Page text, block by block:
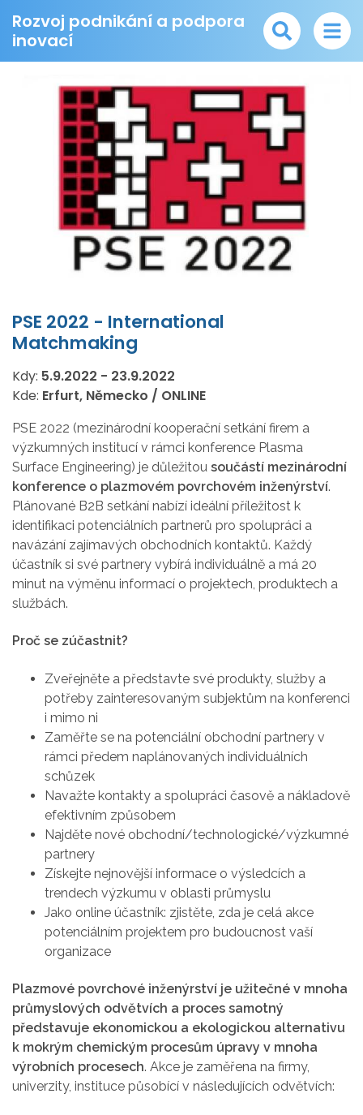
Rozvoj podnikání a podpora
inovací
PSE 2022 - International
Matchmaking
Kdy: 5.9.2022 - 23.9.2022
Kde: Erfurt, Německo / ONLINE
PSE 2022 (mezinárodní kooperační setkání firem a
výzkumných institucí v rámci konference Plasma
Surface Engineering) je důležitou součástí mezinárodní
konference o plazmovém povrchovém inženýrství.
Plánované B2B setkání nabízí ideální příležitost k
identifikaci potenciálních partnerů pro spolupráci a
navázání zajímavých obchodních kontaktů. Každý
účastník si své partnery vybírá individuálně a má 20
minut na výměnu informací o projektech, produktech a
službách.
Proč se zúčastnit?
Zveřejněte a představte své produkty, služby a
potřeby zainteresovaným subjektům na konferenci
i mimo ni
Zaměřte se na potenciální obchodní partnery v
rámci předem naplánovaných individuálních
schůzek
Navažte kontakty a spolupráci časově a nákladově
efektivním způsobem
Najděte nové obchodní/technologické/výzkumné
partnery
Získejte nejnovější informace o výsledcích a
trendech výzkumu v oblasti průmyslu
Jako online účastník: zjistěte, zda je celá akce
potenciálním projektem pro budoucnost vaší
organizace
Plazmové povrchové inženýrství je užitečné v mnoha
průmyslových odvětvích a proces samotný
představuje ekonomickou a ekologickou alternativu
k mokrým chemickým procesům úpravy v mnoha
výrobních procesech. Akce je zaměřena na firmy,
univerzity, instituce působící v následujících odvětvích: